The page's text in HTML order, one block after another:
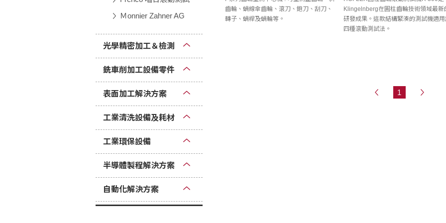
Ｍonnier Zahner AG
光學精密加工＆檢測
銑車削加工設備零件
表面加工解決方案
工業清洗設備及耗材
工業環保設備
半導體製程解決方案
自動化解決方案
齒輪、蝸線傘齒輪、滾刀、鉋刀、刮刀、
轉子、蝸桿及蝸輪等。
Klingelnberg在圓柱齒輪技術領域最新
研發成果。這款結構緊湊的測試機適
四種滾動測試法。
1